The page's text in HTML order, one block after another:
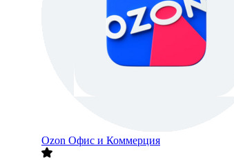
Ozon Офис и Коммерция